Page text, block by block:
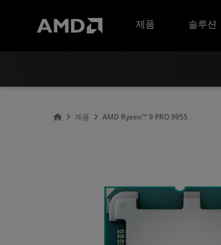
제품
솔루션
제품 AMD Ryzen™ 9 PRO 9955